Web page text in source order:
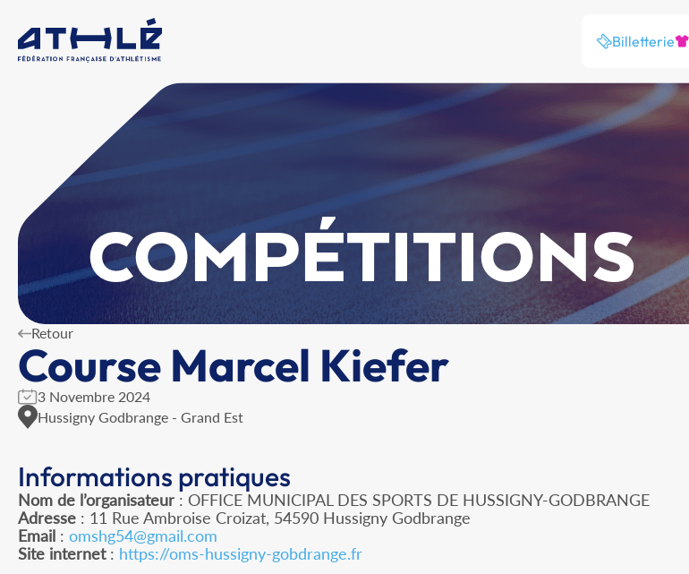
Billetterie
COMPÉTITIONS
Retour
Course Marcel Kiefer
3 Novembre 2024
Hussigny Godbrange - Grand Est
Informations pratiques
Nom de l’organisateur : OFFICE MUNICIPAL DES SPORTS DE HUSSIGNY-GODBRANGE
Adresse : 11 Rue Ambroise Croizat, 54590 Hussigny Godbrange
Email : omshg54@gmail.com
Site internet: https://oms-hussigny-gobdrange.fr